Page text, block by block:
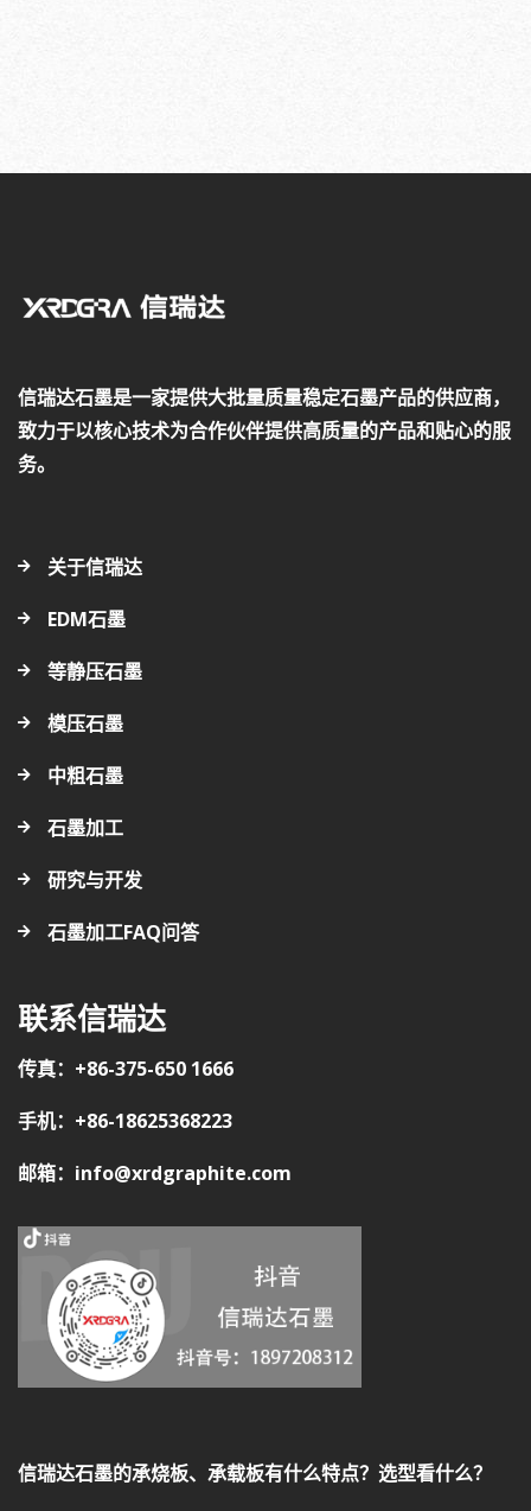
信瑞达石墨是一家提供大批量质量稳定石墨产品的供应商，
致力于以核心技术为合作伙伴提供高质量的产品和贴心的服
务。
关于信瑞达
EDM石墨
等静压石墨
模压石墨
中粗石墨
石墨加工
研究与开发
石墨加工FAQ问答
联系信瑞达
传真：+86-375-650 1666
手机：+86-18625368223
邮箱：info@xrdgraphite.com
信瑞达石墨的承烧板、承载板有什么特点？选型看什么？